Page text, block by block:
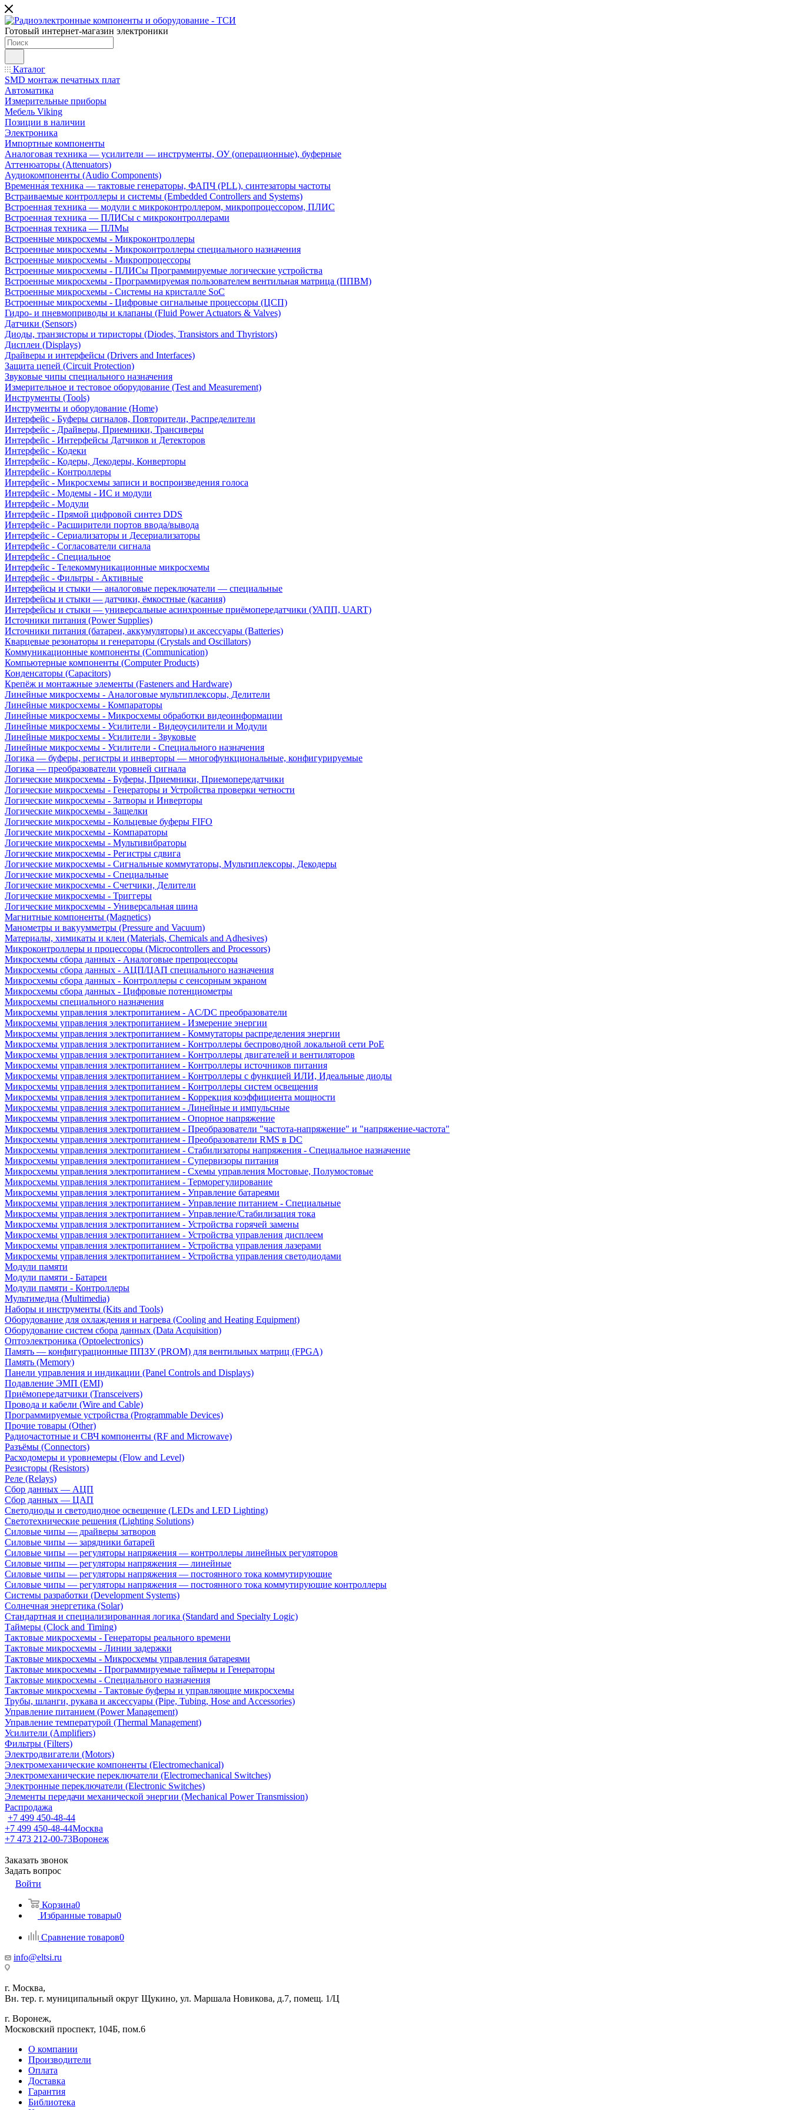
Готовый интернет-магазин электроники
Каталог
SMD монтаж печатных плат
Автоматика
Измерительные приборы
Мебель Viking
Позиции в наличии
Электроника
Импортные компоненты
Аналоговая техника — усилители — инструменты, ОУ (операционные), буферные
Аттенюаторы (Attenuators)
Аудиокомпоненты (Audio Components)
Временна́я техника — тактовые генераторы, ФАПЧ (PLL), синтезаторы частоты
Встраиваемые контроллеры и системы (Embedded Controllers and Systems)
Встроенная техника — модули с микроконтроллером, микропроцессором, ПЛИС
Встроенная техника — ПЛИСы с микроконтроллерами
Встроенная техника — ПЛМы
Встроенные микросхемы - Микроконтроллеры
Встроенные микросхемы - Микроконтроллеры специального назначения
Встроенные микросхемы - Микропроцессоры
Встроенные микросхемы - ПЛИСы Программируемые логические устройства
Встроенные микросхемы - Программируемая пользователем вентильная матрица (ППВМ)
Встроенные микросхемы - Системы на кристалле SoC
Встроенные микросхемы - Цифровые сигнальные процессоры (ЦСП)
Гидро- и пневмоприводы и клапаны (Fluid Power Actuators & Valves)
Датчики (Sensors)
Диоды, транзисторы и тиристоры (Diodes, Transistors and Thyristors)
Дисплеи (Displays)
Драйверы и интерфейсы (Drivers and Interfaces)
Защита цепей (Circuit Protection)
Звуковые чипы специального назначения
Измерительное и тестовое оборудование (Test and Measurement)
Инструменты (Tools)
Инструменты и оборудование (Home)
Интерфейс - Буферы сигналов, Повторители, Распределители
Интерфейс - Драйверы, Приемники, Трансиверы
Интерфейс - Интерфейсы Датчиков и Детекторов
Интерфейс - Кодеки
Интерфейс - Кодеры, Декодеры, Конверторы
Интерфейс - Контроллеры
Интерфейс - Микросхемы записи и воспроизведения голоса
Интерфейс - Модемы - ИС и модули
Интерфейс - Модули
Интерфейс - Прямой цифровой синтез DDS
Интерфейс - Расширители портов ввода/вывода
Интерфейс - Сериализаторы и Десериализаторы
Интерфейс - Согласователи сигнала
Интерфейс - Специальное
Интерфейс - Телекоммуникационные микросхемы
Интерфейс - Фильтры - Активные
Интерфейсы и стыки — аналоговые переключатели — специальные
Интерфейсы и стыки — датчики, ёмкостные (касания)
Интерфейсы и стыки — универсальные асинхронные приёмопередатчики (УАПП, UART)
Источники питания (Power Supplies)
Источники питания (батареи, аккумуляторы) и аксессуары (Batteries)
Кварцевые резонаторы и генераторы (Crystals and Oscillators)
Коммуникационные компоненты (Communication)
Компьютерные компоненты (Computer Products)
Конденсаторы (Capacitors)
Крепёж и монтажные элементы (Fasteners and Hardware)
Линейные микросхемы - Аналоговые мультиплексоры, Делители
Линейные микросхемы - Компараторы
Линейные микросхемы - Микросхемы обработки видеоинформации
Линейные микросхемы - Усилители - Видеоусилители и Модули
Линейные микросхемы - Усилители - Звуковые
Линейные микросхемы - Усилители - Специального назначения
Логика — буферы, регистры и инверторы — многофункциональные, конфигурируемые
Логика — преобразователи уровней сигнала
Логические микросхемы - Буферы, Приемники, Приемопередатчики
Логические микросхемы - Генераторы и Устройства проверки четности
Логические микросхемы - Затворы и Инверторы
Логические микросхемы - Защелки
Логические микросхемы - Кольцевые буферы FIFO
Логические микросхемы - Компараторы
Логические микросхемы - Мультивибраторы
Логические микросхемы - Регистры сдвига
Логические микросхемы - Сигнальные коммутаторы, Мультиплексоры, Декодеры
Логические микросхемы - Специальные
Логические микросхемы - Счетчики, Делители
Логические микросхемы - Триггеры
Логические микросхемы - Универсальная шина
Магнитные компоненты (Magnetics)
Манометры и вакуумметры (Pressure and Vacuum)
Материалы, химикаты и клеи (Materials, Chemicals and Adhesives)
Микроконтроллеры и процессоры (Microcontrollers and Processors)
Микросхемы сбора данных - Аналоговые препроцессоры
Микросхемы сбора данных - АЦП/ЦАП специального назначения
Микросхемы сбора данных - Контроллеры с сенсорным экраном
Микросхемы сбора данных - Цифровые потенциометры
Микросхемы специального назначения
Микросхемы управления электропитанием - AC/DC преобразователи
Микросхемы управления электропитанием - Измерение энергии
Микросхемы управления электропитанием - Коммутаторы распределения энергии
Микросхемы управления электропитанием - Контроллеры беспроводной локальной сети PoE
Микросхемы управления электропитанием - Контроллеры двигателей и вентиляторов
Микросхемы управления электропитанием - Контроллеры источников питания
Микросхемы управления электропитанием - Контроллеры с функцией ИЛИ, Идеальные диоды
Микросхемы управления электропитанием - Контроллеры систем освещения
Микросхемы управления электропитанием - Коррекция коэффициента мощности
Микросхемы управления электропитанием - Линейные и импульсные
Микросхемы управления электропитанием - Опорное напряжение
Микросхемы управления электропитанием - Преобразователи "частота-напряжение" и "напряжение-частота"
Микросхемы управления электропитанием - Преобразователи RMS в DC
Микросхемы управления электропитанием - Стабилизаторы напряжения - Специальное назначение
Микросхемы управления электропитанием - Супервизоры питания
Микросхемы управления электропитанием - Схемы управления Мостовые, Полумостовые
Микросхемы управления электропитанием - Терморегулирование
Микросхемы управления электропитанием - Управление батареями
Микросхемы управления электропитанием - Управление питанием - Специальные
Микросхемы управления электропитанием - Управление/Стабилизация тока
Микросхемы управления электропитанием - Устройства горячей замены
Микросхемы управления электропитанием - Устройства управления дисплеем
Микросхемы управления электропитанием - Устройства управления лазерами
Микросхемы управления электропитанием - Устройства управления светодиодами
Модули памяти
Модули памяти - Батареи
Модули памяти - Контроллеры
Мультимедиа (Multimedia)
Наборы и инструменты (Kits and Tools)
Оборудование для охлаждения и нагрева (Cooling and Heating Equipment)
Оборудование систем сбора данных (Data Acquisition)
Оптоэлектроника (Optoelectronics)
Память — конфигурационные ППЗУ (PROM) для вентильных матриц (FPGA)
Память (Memory)
Панели управления и индикации (Panel Controls and Displays)
Подавление ЭМП (EMI)
Приёмопередатчики (Transceivers)
Провода и кабели (Wire and Cable)
Программируемые устройства (Programmable Devices)
Прочие товары (Other)
Радиочастотные и СВЧ компоненты (RF and Microwave)
Разъёмы (Connectors)
Расходомеры и уровнемеры (Flow and Level)
Резисторы (Resistors)
Реле (Relays)
Сбор данных — АЦП
Сбор данных — ЦАП
Светодиоды и светодиодное освещение (LEDs and LED Lighting)
Светотехнические решения (Lighting Solutions)
Силовые чипы — драйверы затворов
Силовые чипы — зарядники батарей
Силовые чипы — регуляторы напряжения — контроллеры линейных регуляторов
Силовые чипы — регуляторы напряжения — линейные
Силовые чипы — регуляторы напряжения — постоянного тока коммутирующие
Силовые чипы — регуляторы напряжения — постоянного тока коммутирующие контроллеры
Системы разработки (Development Systems)
Солнечная энергетика (Solar)
Стандартная и специализированная логика (Standard and Specialty Logic)
Таймеры (Clock and Timing)
Тактовые микросхемы - Генераторы реального времени
Тактовые микросхемы - Линии задержки
Тактовые микросхемы - Микросхемы управления батареями
Тактовые микросхемы - Программируемые таймеры и Генераторы
Тактовые микросхемы - Специального назначения
Тактовые микросхемы - Тактовые буферы и управляющие микросхемы
Трубы, шланги, рукава и аксессуары (Pipe, Tubing, Hose and Accessories)
Управление питанием (Power Management)
Управление температурой (Thermal Management)
Усилители (Amplifiers)
Фильтры (Filters)
Электродвигатели (Motors)
Электромеханические компоненты (Electromechanical)
Электромеханические переключатели (Electromechanical Switches)
Электронные переключатели (Electronic Switches)
Элементы передачи механической энергии (Mechanical Power Transmission)
Распродажа
+7 499 450-48-44
+7 499 450-48-44Москва
+7 473 212-00-73Воронеж
Заказать звонок
Задать вопрос
Войти
Корзина0
Избранные товары0
Сравнение товаров0
info@eltsi.ru
г. Москва,
Вн. тер. г. муниципальный округ Щукино, ул. Маршала Новикова, д.7, помещ. 1/Ц
г. Воронеж,
​Московский проспект, 104Б, пом.6
О компании
Производители
Оплата
Доставка
Гарантия
Библиотека